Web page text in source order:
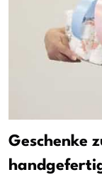
Geschenke